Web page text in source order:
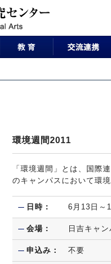
環境週間2011
「環境週間」とは、国際
のキャンパスにおいて環
日時： 6月13日～
会場： 日吉キャ
申込み： 不要